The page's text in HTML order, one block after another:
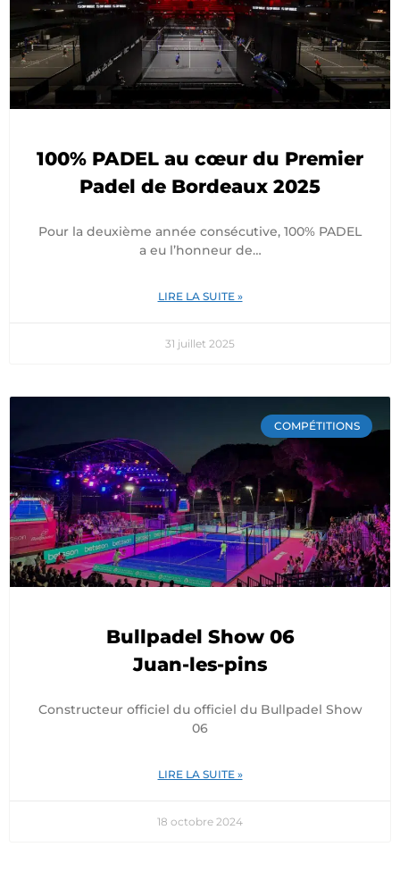
100% PADEL au cœur du Premier
Padel de Bordeaux 2025
Pour la deuxième année consécutive, 100% PADEL
a eu l’honneur de…
LIRE LA SUITE »
31 juillet 2025
COMPÉTITIONS
Bullpadel Show 06
Juan-les-pins
Constructeur officiel du officiel du Bullpadel Show
06
LIRE LA SUITE »
18 octobre 2024